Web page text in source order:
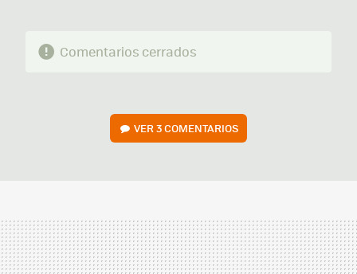
Comentarios cerrados
VER3 COMENTARIOS